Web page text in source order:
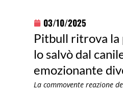
03/10/2025
Pitbull ritrova la
lo salvò dal
emozionante
La commovente reazione